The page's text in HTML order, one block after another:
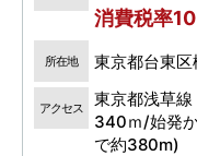
消費税率
所在地 東京都台東
アクセス
東京都浅草
340ｍ/始発
で約380m)